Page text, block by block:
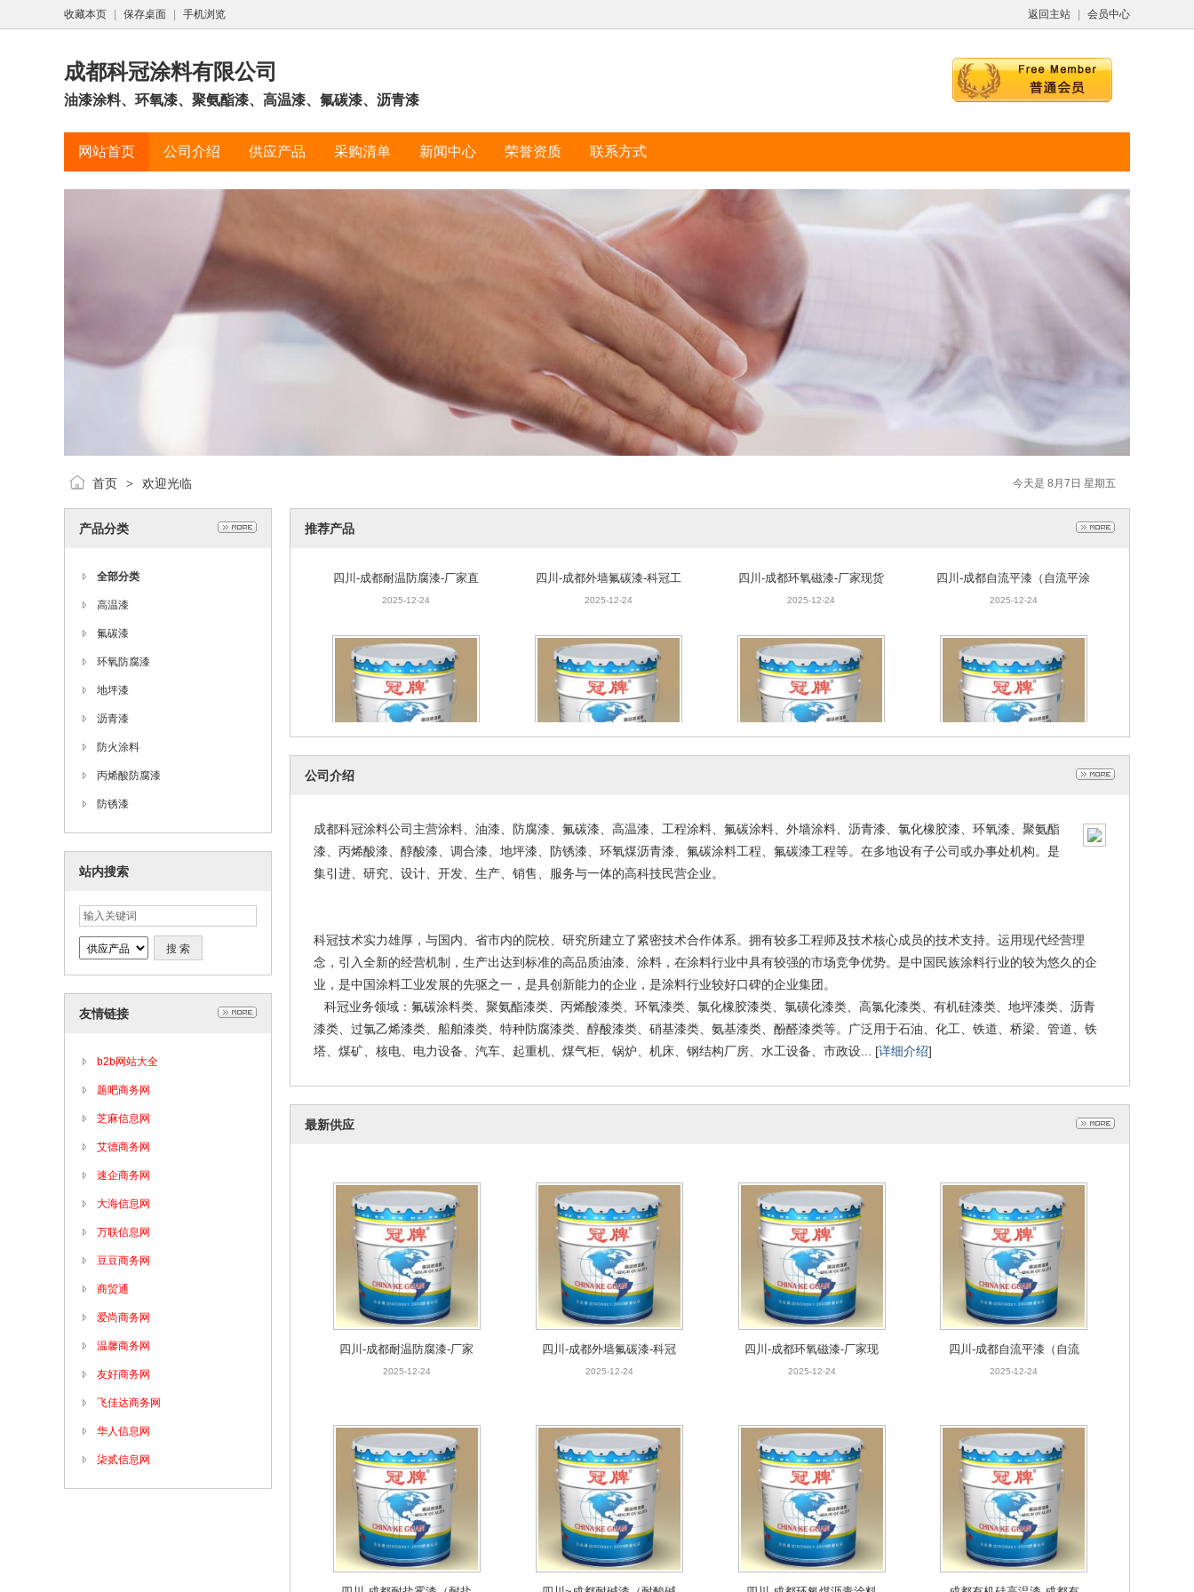
返回主站 会员中心
收藏本页 保存桌面 手机浏览
成都科冠涂料有限公司
油漆涂料、环氧漆、聚氨酯漆、高温漆、氟碳漆、沥青漆
网站首页 公司介绍 供应产品 采购清单 新闻中心 荣誉资质 联系方式
今天是 8月7日 星期五
首页 > 欢迎光临
产品分类
全部分类
高温漆
氟碳漆
环氧防腐漆
地坪漆
沥青漆
防火涂料
丙烯酸防腐漆
防锈漆
站内搜索
友情链接
b2b网站大全
题吧商务网
芝麻信息网
艾德商务网
速企商务网
大海信息网
万联信息网
豆豆商务网
商贸通
爱尚商务网
温馨商务网
友好商务网
飞佳达商务网
华人信息网
柒贰信息网
推荐产品
销供应
厂直售
批发
料）-厂家报价
四川-成都耐盐雾漆（耐盐雾涂
成都有机硅高温漆-成都有机硅
四川-成都耐温防腐漆-厂家直
销供应
2025-12-24
四川-成都外墙氟碳漆-科冠工
厂直售
2025-12-24
四川-成都环氧磁漆-厂家现货
批发
2025-12-24
四川-成都自流平漆（自流平涂
料）-厂家报价
2025-12-24
四川-成都耐盐雾漆（耐盐雾涂
料）-厂家批发
2025-12-24
四川~成都耐碱漆（耐酸碱防
腐漆）-厂家量大从优
2025-12-24
四川-成都环氧煤沥青涂料厂家
现货供应
2025-12-24
成都有机硅高温漆-成都有机硅
耐高温涂料-科冠自主生产
2025-12-24
公司介绍
成都科冠涂料公司主营涂料、油漆、防腐漆、氟碳漆、高温漆、工程涂料、氟碳涂料、外墙涂料、沥青漆、氯化橡胶漆、环氧漆、聚氨酯
漆、丙烯酸漆、醇酸漆、调合漆、地坪漆、防锈漆、环氧煤沥青漆、氟碳涂料工程、氟碳漆工程等。在多地设有子公司或办事处机构。是
集引进、研究、设计、开发、生产、销售、服务与一体的高科技民营企业。
科冠技术实力雄厚，与国内、省市内的院校、研究所建立了紧密技术合作体系。拥有较多工程师及技术核心成员的技术支持。运用现代经营理
念，引入全新的经营机制，生产出达到标准的高品质油漆、涂料，在涂料行业中具有较强的市场竞争优势。是中国民族涂料行业的较为悠久的企
业，是中国涂料工业发展的先驱之一，是具创新能力的企业，是涂料行业较好口碑的企业集团。
科冠业务领域：氟碳涂料类、聚氨酯漆类、丙烯酸漆类、环氧漆类、氯化橡胶漆类、氯磺化漆类、高氯化漆类、有机硅漆类、地坪漆类、沥青
漆类、过氯乙烯漆类、船舶漆类、特种防腐漆类、醇酸漆类、硝基漆类、氨基漆类、酚醛漆类等。广泛用于石油、化工、铁道、桥梁、管道、铁
塔、煤矿、核电、电力设备、汽车、起重机、煤气柜、锅炉、机床、钢结构厂房、水工设备、市政设... [详细介绍]
最新供应
四川-成都耐温防腐漆-厂家
直销供应
2025-12-24
四川-成都外墙氟碳漆-科冠
工厂直售
2025-12-24
四川-成都环氧磁漆-厂家现
货批发
2025-12-24
四川-成都自流平漆（自流
平涂料）-厂家报价
2025-12-24